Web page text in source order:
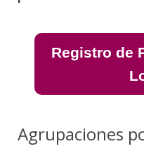
Registro de
Agrupaciones